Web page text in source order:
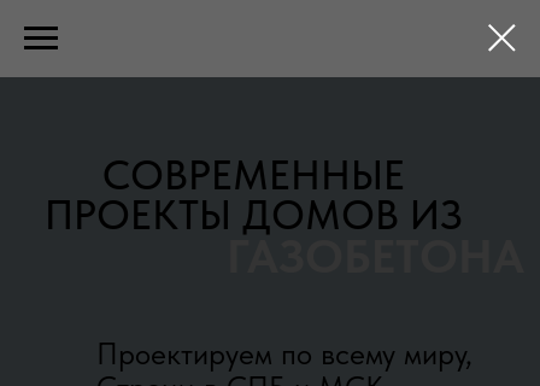
ПРОЕКТЫ ДОМОВ ИЗ
ГАЗОБЕТОНА